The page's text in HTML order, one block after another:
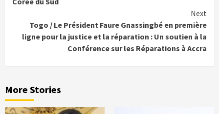
Next
Togo / Le Président Faure Gnassingbé en première
ligne pour la justice et la réparation : Un soutien à la
Conférence sur les Réparations à Accra
More Stories